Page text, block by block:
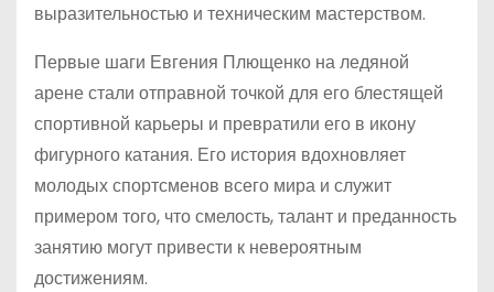
выразительностью и техническим мастерством.
Первые шаги Евгения Плющенко на ледяной
арене стали отправной точкой для его блестящей
спортивной карьеры и превратили его в икону
фигурного катания. Его история вдохновляет
молодых спортсменов всего мира и служит
примером того, что смелость, талант и преданность
занятию могут привести к невероятным
достижениям.